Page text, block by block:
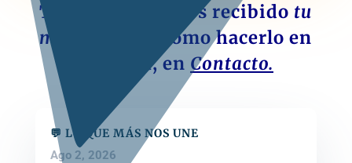
Todavía no hemos recibido tu
material.
Lee cómo hacerlo en
el menú, en Contacto.
💬 LO QUE MÁS NOS UNE
Ago 2, 2026